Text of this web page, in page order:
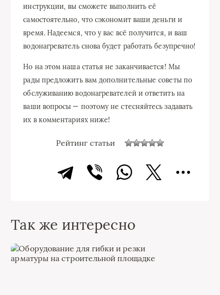
инструкции, вы сможете выполнить её
самостоятельно, что сэкономит ваши деньги и
время. Надеемся, что у вас всё получится, и ваш
водонагреватель снова будет работать безупречно!
Но на этом наша статья не заканчивается! Мы
рады предложить вам дополнительные советы по
обслуживанию водонагревателей и ответить на
ваши вопросы — поэтому не стесняйтесь задавать
их в комментариях ниже!
Рейтинг статьи
Так же интересно